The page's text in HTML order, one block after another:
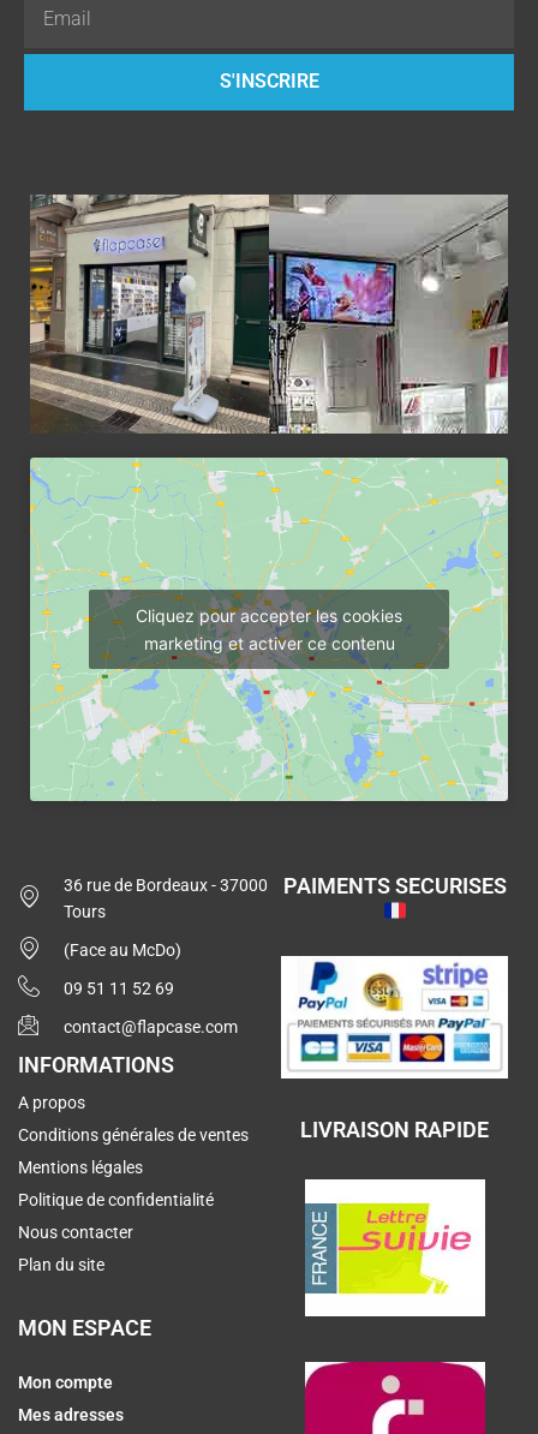
S'INSCRIRE
Cliquez pour accepter les cookies
marketing et activer ce contenu
36 rue de Bordeaux - 37000
Tours
(Face au McDo)
09 51 11 52 69
contact@flapcase.com
INFORMATIONS
A propos
Conditions générales de ventes
Mentions légales
Politique de confidentialité
Nous contacter
Plan du site
MON ESPACE
Mon compte
Mes adresses
PAIMENTS SECURISES
LIVRAISON RAPIDE